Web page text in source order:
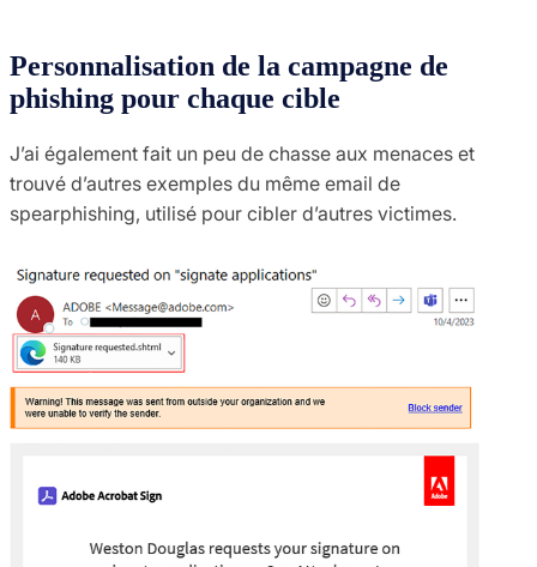
Personnalisation de la campagne de
phishing pour chaque cible
J’ai également fait un peu de chasse aux menaces et
trouvé d’autres exemples du même email de
spearphishing, utilisé pour cibler d’autres victimes.